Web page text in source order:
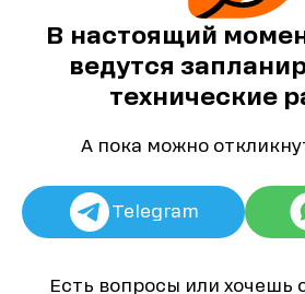
В настоящий
ведутся
технические
А пока можно
Telegram
Есть вопросы или хочешь